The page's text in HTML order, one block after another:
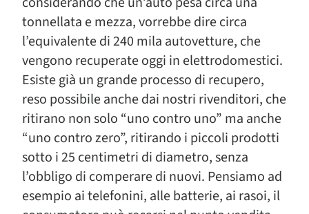
tonnellata e mezza, vorrebbe dire circa
l’equivalente di 240 mila autovetture, che
vengono recuperate oggi in elettrodomestici.
Esiste già un grande processo di recupero,
reso possibile anche dai nostri rivenditori, che
ritirano non solo “uno contro uno” ma anche
“uno contro zero”, ritirando i piccoli prodotti
sotto i 25 centimetri di diametro, senza
l’obbligo di comperare di nuovi. Pensiamo ad
esempio ai telefonini, alle batterie, ai rasoi, il